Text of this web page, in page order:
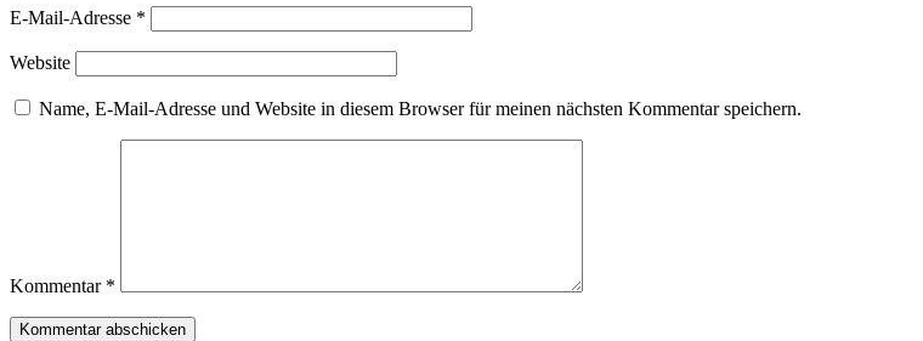
E-Mail-Adresse *
Website
Name, E-Mail-Adresse und Website in diesem Browser für meinen nächsten Kommentar speichern.
Kommentar *